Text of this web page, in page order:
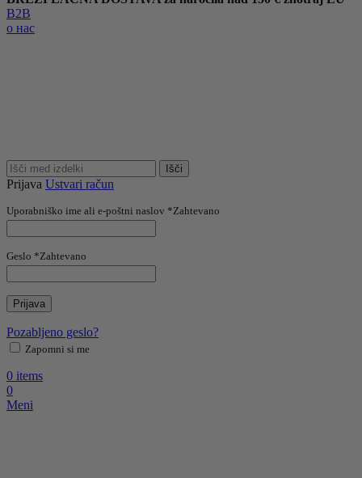
B2B
о нас
Išči
Prijava Ustvari račun
Uporabniško ime ali e-poštni naslov *Zahtevano
Geslo *Zahtevano
Prijava
Pozabljeno geslo?
Zapomni si me
0 items
0
Meni